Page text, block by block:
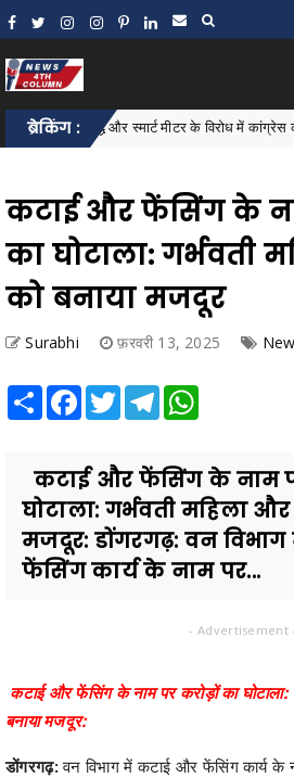
ब्रेकिंग :
वृद्धि और स्मार्ट मीटर के विरोध में कांग्रेस की
कटाई और फेंसिंग के
का घोटाला: गर्भवती
को बनाया मजदूर
Surabhi फ़रवरी 13, 2025
Share Facebook
TwitterTelegram
कटाई और फेंसिंग के नाम
घोटाला: गर्भवती महिला और
मजदूर: डोंगरगढ़: वन
फेंसिंग कार्य के नाम पर...
- Advertisement -
कटाई और फेंसिंग के नाम पर करोड़ों का घोटाला:
बनाया मजदूर:
डोंगरगढ़:वन विभाग में कटाई और फेंसिंग कार्य के